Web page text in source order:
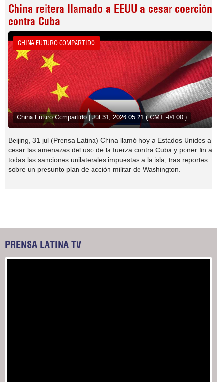
China reitera llamado a EEUU a cesar coerción
contra Cuba
CHINA FUTURO COMPARTIDO
China Futuro Compartido | Jul 31, 2026 05:21 ( GMT -04:00 )
Beijing, 31 jul (Prensa Latina) China llamó hoy a Estados Unidos a
cesar las amenazas del uso de la fuerza contra Cuba y poner fin a
todas las sanciones unilaterales impuestas a la isla, tras reportes
sobre un presunto plan de acción militar de Washington.
PRENSA LATINA TV